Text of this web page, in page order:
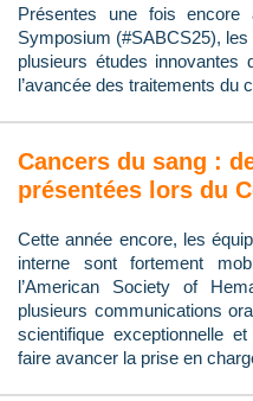
Présentes une fois encore
Symposium (#SABCS25), les
plusieurs études innovantes
l’avancée des traitements du
Cancers du sang :
présentées lors du
Cette année encore, les
interne sont fortement
l’American Society of
plusieurs communications
scientifique exceptionnelle
faire avancer la prise en